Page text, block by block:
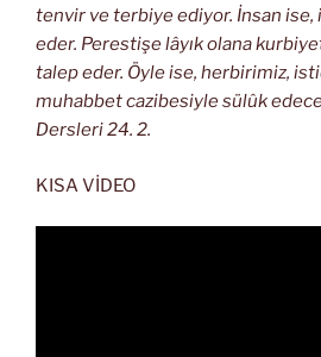
tenvir ve terbiye ediyor. İnsan
eder. Perestişe lâyık olana
talep eder. Öyle ise, herbirimiz,
muhabbet cazibesiyle sülûk
Dersleri 24. 2.
KISA VİDEO